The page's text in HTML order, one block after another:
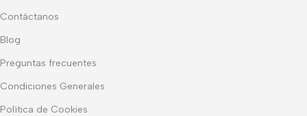
Contáctanos
Blog
Preguntas frecuentes
Condiciones Generales
Política de Cookies